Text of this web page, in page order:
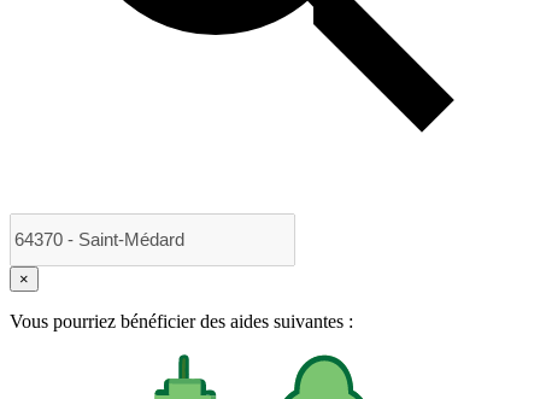
×
Vous pourriez bénéficier des aides suivantes :